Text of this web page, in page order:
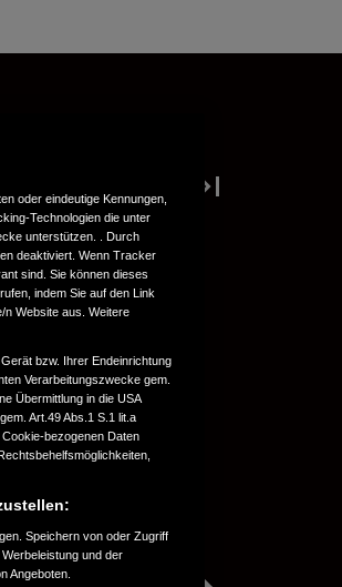
oder eindeutige Kennungen,
Technologien die unter
unterstützen. . Durch
deaktiviert. Wenn Tracker
sind. Sie können dieses
indem Sie auf den Link
n Website aus. Weitere
bzw. Ihrer Endeinrichtung
Verarbeitungszwecke gem.
Übermittlung in die USA
Art.49 Abs.1 S.1 lit.a
bezogenen Daten
Speichern von oder Zugriff
und der
Angeboten.